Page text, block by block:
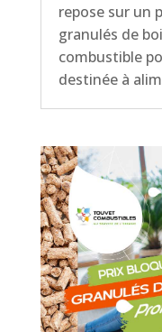
repose sur un
granulés de
combustible
destinée à